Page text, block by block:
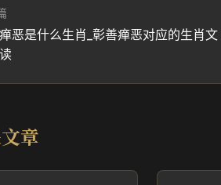
恶是什么生肖_彰善瘅恶对应的生肖文
章